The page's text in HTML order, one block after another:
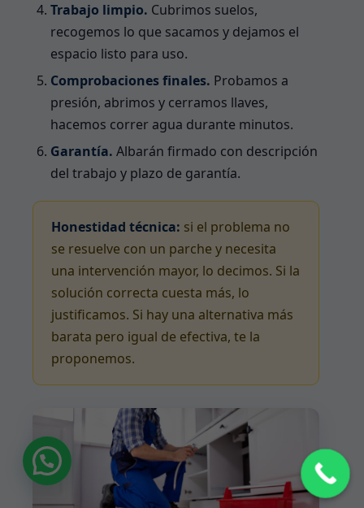
Trabajo limpio. Cubrimos suelos,
recogemos lo que sacamos y dejamos el
espacio listo para uso.
Comprobaciones finales. Probamos a
presión, abrimos y cerramos llaves,
hacemos correr agua durante minutos.
Garantía. Albarán firmado con descripción
del trabajo y plazo de garantía.
Honestidad técnica: si el problema no
se resuelve con un parche y necesita
una intervención mayor, lo decimos. Si la
solución correcta cuesta más, lo
justificamos. Si hay una alternativa más
barata pero igual de efectiva, te la
proponemos.
¿Necesitas Ayuda?